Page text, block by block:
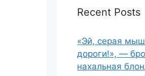
Recent Posts
«Эй, серая
дороги!», —
нахальная